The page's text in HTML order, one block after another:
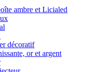
ambre et Licialed
décoratif
or et argent